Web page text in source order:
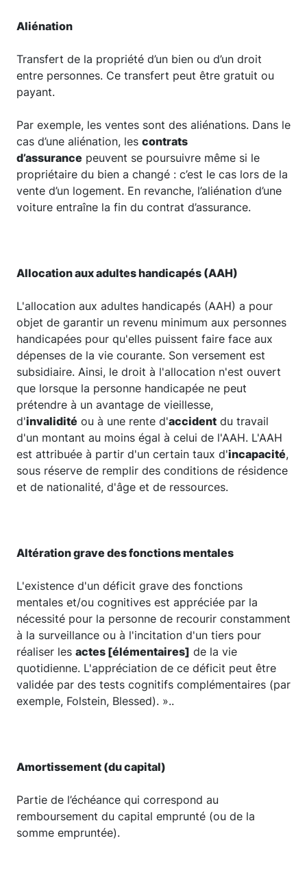
Aliénation
Transfert de la propriété d’un bien ou d’un droit
entre personnes. Ce transfert peut être gratuit ou
payant.
Par exemple, les ventes sont des aliénations. Dans le
cas d’une aliénation, les contrats
d’assurance peuvent se poursuivre même si le
propriétaire du bien a changé : c’est le cas lors de la
vente d’un logement. En revanche, l’aliénation d’une
voiture entraîne la fin du contrat d’assurance.
Allocation aux adultes handicapés (AAH)
L'allocation aux adultes handicapés (AAH) a pour
objet de garantir un revenu minimum aux personnes
handicapées pour qu'elles puissent faire face aux
dépenses de la vie courante. Son versement est
subsidiaire. Ainsi, le droit à l'allocation n'est ouvert
que lorsque la personne handicapée ne peut
prétendre à un avantage de vieillesse,
d'invalidité ou à une rente d'accident du travail
d'un montant au moins égal à celui de l'AAH. L'AAH
est attribuée à partir d'un certain taux d'incapacité,
sous réserve de remplir des conditions de résidence
et de nationalité, d'âge et de ressources.
Altération grave des fonctions mentales
L'existence d'un déficit grave des fonctions
mentales et/ou cognitives est appréciée par la
nécessité pour la personne de recourir constamment
à la surveillance ou à l'incitation d'un tiers pour
réaliser les actes [élémentaires] de la vie
quotidienne. L'appréciation de ce déficit peut être
validée par des tests cognitifs complémentaires (par
exemple, Folstein, Blessed). »..
Amortissement (du capital)
Partie de l’échéance qui correspond au
remboursement du capital emprunté (ou de la
somme empruntée).